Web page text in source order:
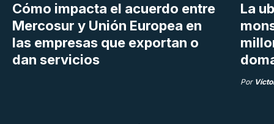
Cómo impacta el acuerdo entre
Mercosur y Unión Europea en
las empresas que exportan o
dan servicios
La
Por